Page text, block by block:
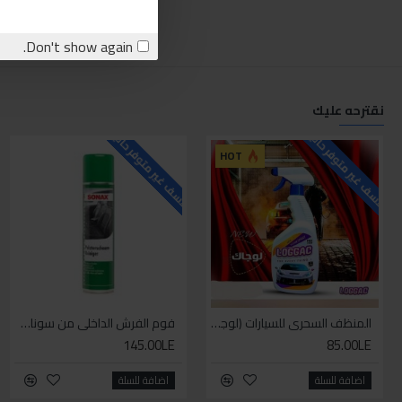
Don't show again.
نقترحه عليك
HOT للاسف غير متوفر حاليا
المنظف السحري للسيارات (لوجاك)
85.00LE
اضافة للسلة
للاسف غير متوفر حاليا
فوم الفرش الداخلى من سوناكس
145.00LE
اضافة للسلة